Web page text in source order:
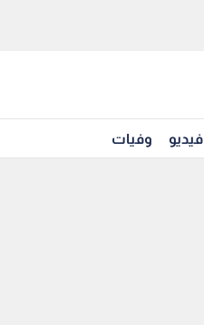
فيديو وفيات